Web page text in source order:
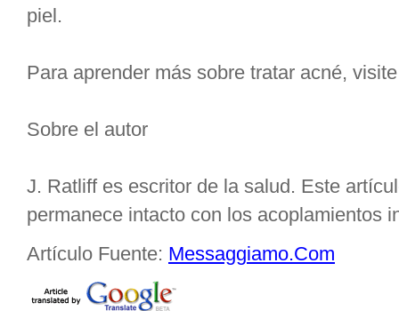
piel.
Para aprender más sobre tratar acné,
Sobre el autor
J. Ratliff es escritor de la salud. Este
permanece intacto con los acoplamientos
Artículo Fuente: Messaggiamo.Com